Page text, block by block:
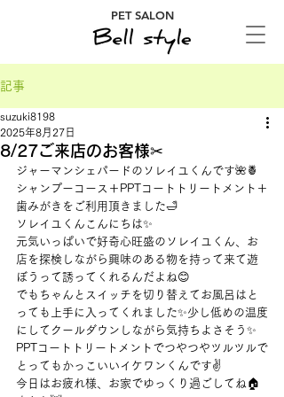
PET SALON
記事
8/27ご来店のお客様✂
suzuki8198
2025年8月27日
ジャーマンシェパードのソレイユくんです🌺🍍
シャンプーコース＋PPTコートトリートメント＋
歯みがきをご利用頂きました🛁
ソレイユくんこんにちは✨
元気いっぱいで好奇心旺盛のソレイユくん、お
店を探検しながら興味のある物を持って来て遊
ぼうって誘ってくれるんだよね😊
でもちゃんとスイッチを切り替えてお風呂はと
っても上手に入ってくれました✨少し低めの温度
にしてクールダウンしながら気持ちよさそう✨
PPTコートトリートメントでつやつやツルツルで
とってもかっこいいイケワンくんです✌
今日はお疲れ様、お家でゆっくり過ごしてね🏠